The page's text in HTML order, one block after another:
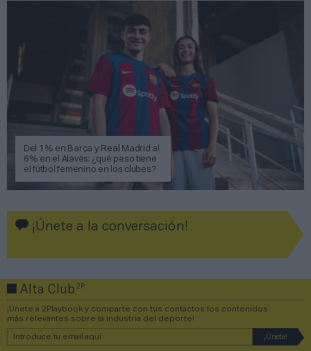
Del 1% en Barça y Real Madrid al
6% en el Alavés: ¿qué peso tiene
el fútbol femenino en los clubes?
¡Únete a la conversación!
Alta Club2P
¡Únete a 2Playbook y comparte con tus contactos los contenidos
más relevantes sobre la industria del deporte!